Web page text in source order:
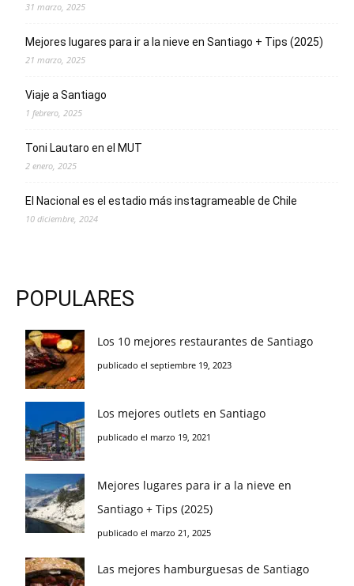
31 marzo, 2025
Mejores lugares para ir a la nieve en Santiago + Tips (2025)
21 marzo, 2025
Viaje a Santiago
1 febrero, 2025
Toni Lautaro en el MUT
2 enero, 2025
El Nacional es el estadio más instagrameable de Chile
10 diciembre, 2024
POPULARES
Los 10 mejores restaurantes de Santiago
publicado el septiembre 19, 2023
Los mejores outlets en Santiago
publicado el marzo 19, 2021
Mejores lugares para ir a la nieve en
Santiago + Tips (2025)
publicado el marzo 21, 2025
Las mejores hamburguesas de Santiago